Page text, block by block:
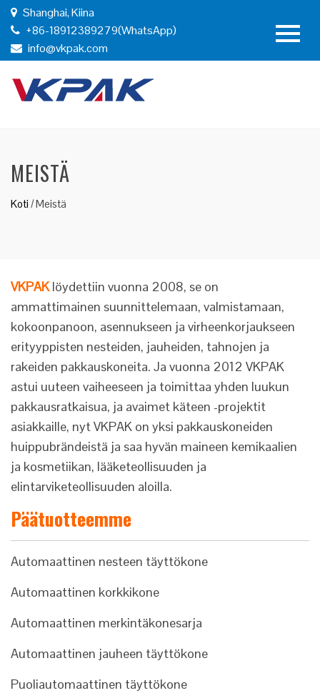
Shanghai, Kiina
+86-18912389279(WhatsApp)
info@vkpak.com
MEISTÄ
Koti /Meistä
VKPAKlöydettiin vuonna 2008, se on
ammattimainen suunnittelemaan, valmistamaan,
kokoonpanoon, asennukseen ja virheenkorjaukseen
erityyppisten nesteiden, jauheiden, tahnojen ja
rakeiden pakkauskoneita. Ja vuonna 2012 VKPAK
astui uuteen vaiheeseen ja toimittaa yhden luukun
pakkausratkaisua, ja avaimet käteen -projektit
asiakkaille, nyt VKPAK on yksi pakkauskoneiden
huippubrändeistä ja saa hyvän maineen kemikaalien
ja kosmetiikan, lääketeollisuuden ja
elintarviketeollisuuden aloilla.
Päätuotteemme
Automaattinen nesteen täyttökone
Automaattinen korkkikone
Automaattinen merkintäkonesarja
Automaattinen jauheen täyttökone
Puoliautomaattinen täyttökone